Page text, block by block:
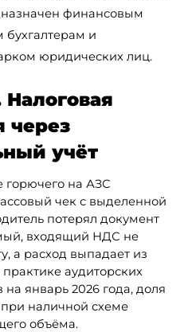
финансовым
бухгалтерам и
юридических лиц.
через
учёт
горючего на АЗС
чек с выделенной
потерял документ
входящий НДС не
а расход выпадает из
аудиторских
январь 2026 года, доля
наличной схеме
объёма.